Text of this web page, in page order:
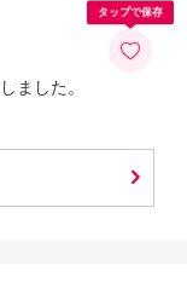
タップで保存
ました。